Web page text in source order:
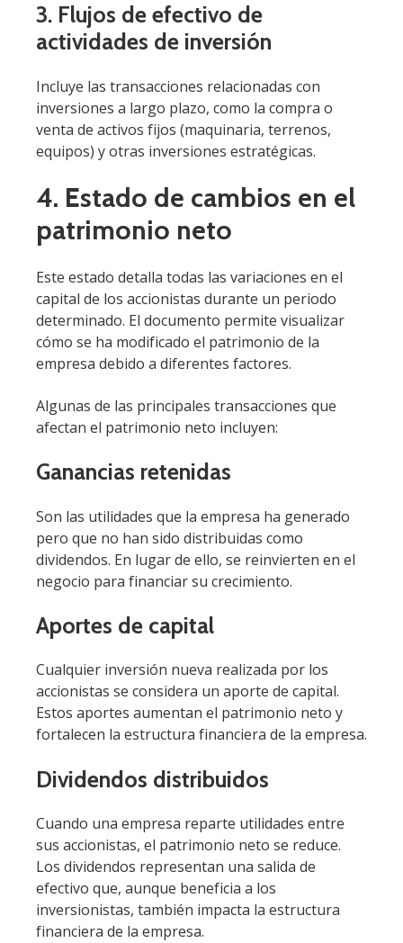
3. Flujos de efectivo de
actividades de inversión
Incluye las transacciones relacionadas con
inversiones a largo plazo, como la compra o
venta de activos fijos (maquinaria, terrenos,
equipos) y otras inversiones estratégicas.
4. Estado de cambios en el
patrimonio neto
Este estado detalla todas las variaciones en el
capital de los accionistas durante un periodo
determinado. El documento permite visualizar
cómo se ha modificado el patrimonio de la
empresa debido a diferentes factores.
Algunas de las principales transacciones que
afectan el patrimonio neto incluyen:
Ganancias retenidas
Son las utilidades que la empresa ha generado
pero que no han sido distribuidas como
dividendos. En lugar de ello, se reinvierten en el
negocio para financiar su crecimiento.
Aportes de capital
Cualquier inversión nueva realizada por los
accionistas se considera un aporte de capital.
Estos aportes aumentan el patrimonio neto y
fortalecen la estructura financiera de la empresa.
Dividendos distribuidos
Cuando una empresa reparte utilidades entre
sus accionistas, el patrimonio neto se reduce.
Los dividendos representan una salida de
efectivo que, aunque beneficia a los
inversionistas, también impacta la estructura
financiera de la empresa.